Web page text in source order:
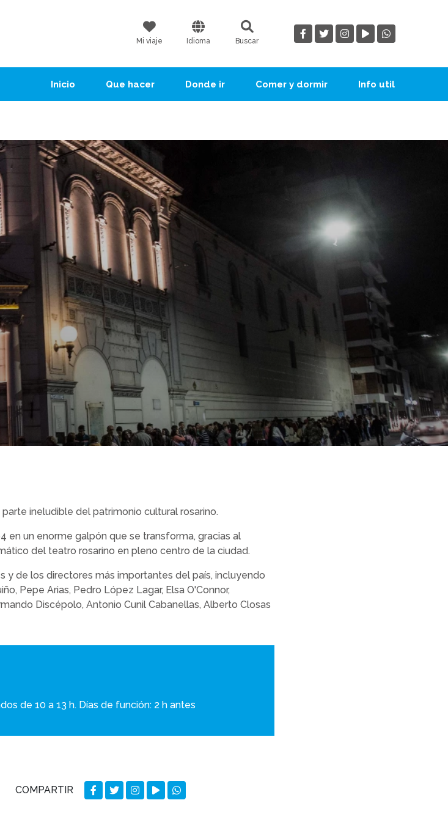
Mi viaje Idioma Buscar
Inicio Que hacer Donde ir Comer y dormir Info util
ineludible del patrimonio cultural rosarino.
en un enorme galpón que se transforma, gracias al
del teatro rosarino en pleno centro de la ciudad.
y de los directores más importantes del país, incluyendo
Pepe Arias, Pedro López Lagar, Elsa O'Connor,
Discépolo, Antonio Cunil Cabanellas, Alberto Closas
de 10 a 13 h. Días de función: 2 h antes
COMPARTIR